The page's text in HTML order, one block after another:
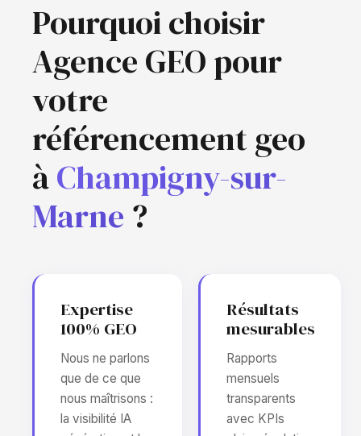
Pourquoi choisir
Agence GEO pour
votre
référencement geo
àChampigny-sur-
Marne ?
Expertise
100% GEO
Nous ne parlons
que de ce que
nous maîtrisons :
la visibilité IA
Résultats
mesurables
Rapports
mensuels
transparents
avec KPIs